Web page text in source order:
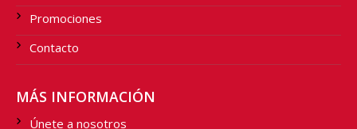
Promociones
Contacto
MÁS INFORMACIÓN
Únete a nosotros